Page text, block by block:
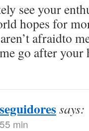
see your
hopes for
afraidto
go after your
says:
min